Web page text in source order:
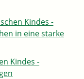
Kindes -
in eine starke
Kindes -